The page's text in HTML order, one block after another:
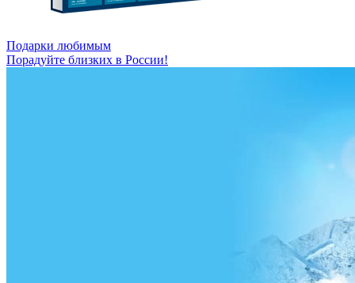
Подарки любимым
Порадуйте близких в России!